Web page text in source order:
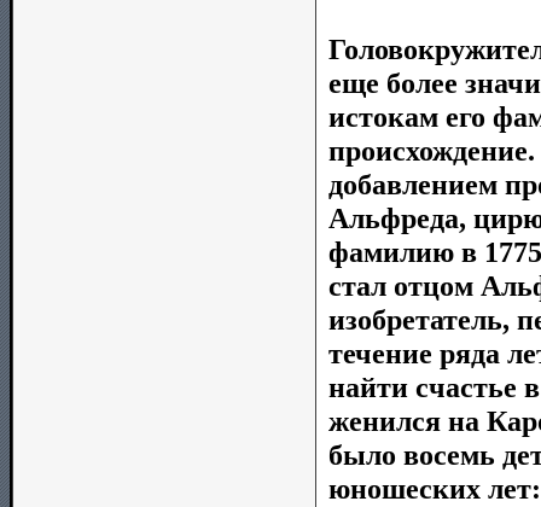
еще более
истокам его
добавлением
Альфреда,
фамилию в
стал отцом
изобретатель,
течение ряда
найти счастье
женился на
было восемь
юношеских